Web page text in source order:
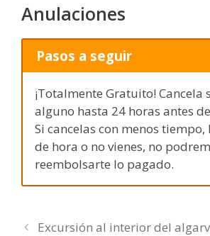
Anulaciones
Pasos a seguir
¡Totalmente Gratuito! Cancela
alguno hasta 24 horas antes
Si cancelas con menos
de hora o no vienes, no
reembolsarte lo pagado.
Excursión al interior del